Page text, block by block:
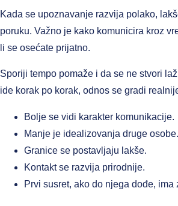
Kada se upoznavanje razvija polako,
poruku. Važno je kako komunicira kroz
li se osećate prijatno.
Sporiji tempo pomaže i da se ne stvori
ide korak po korak, odnos se gradi
Bolje se vidi karakter komunikacije.
Manje je idealizovanja druge osobe.
Granice se postavljaju lakše.
Kontakt se razvija prirodnije.
Prvi susret, ako do njega dođe, ima